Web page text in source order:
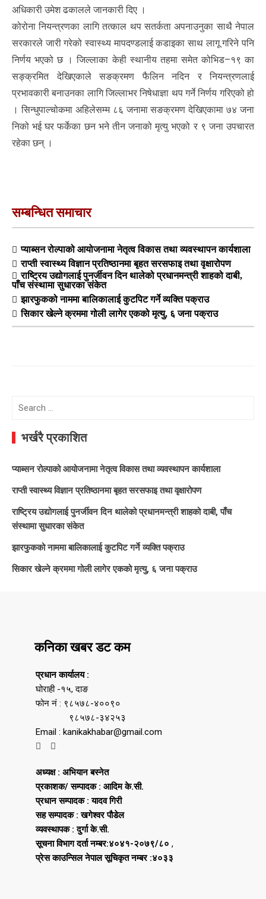
अधिकारी उमेश ढकालले जानकारी दिए ।
कोरोना नियन्त्रणका लागि तत्काल थप सतर्कता अपनाउनुका साथै नेपाल
सरकारले जारी गरेको स्वास्थ्य मापदण्डलाई कडाइका साथ लागू गरिने पनि
निर्णय भएको छ । जिल्लाका केही स्थानीय तहमा समेत कोभिड–१९ का
सङ्क्रमित देखिएकाले सङक्रमण फैलिन नदिन र नियन्त्रणलाई
प्रभावकारी बनाउनका लागि जिल्लाभर निषेधाज्ञा थप गर्ने निर्णय गरिएको हो
। सिन्धुपाल्चोकमा अहिलेसम्म ८६ जनामा सङक्रमण देखिएकामा ७४ जना
निको भई घर फर्केका छन भने तीन जनाको मृत्यु भएको र ९ जना उपचारत
रहेका छन् ।
सम्बन्धित समाचार
प्याब्सन रोल्पाको आयोजनामा नेतृत्व विकास तथा व्यवस्थापन कार्यशाला
राप्ती स्वास्थ्य विज्ञान प्रतिष्ठानमा बृहत सरसफाइ तथा वृक्षारोपण
राष्ट्रिय उद्योगलाई पुनर्जीवन दिन थालेको प्रधानमन्त्री शाहको दाबी,
पाँच संस्थामा सुधारका संकेत
झारफुकको नाममा बालिकालाई कुटपिट गर्ने व्यक्ति पक्राउ
सिकार खेल्ने क्रममा गोली लागेर एकको मृत्यु, ६ जना पक्राउ
Search
भर्खरै प्रकाशित
प्याब्सन रोल्पाको आयोजनामा नेतृत्व विकास तथा व्यवस्थापन कार्यशाला
राप्ती स्वास्थ्य विज्ञान प्रतिष्ठानमा बृहत सरसफाइ तथा वृक्षारोपण
राष्ट्रिय उद्योगलाई पुनर्जीवन दिन थालेको प्रधानमन्त्री शाहको दाबी, पाँच
संस्थामा सुधारका संकेत
झारफुकको नाममा बालिकालाई कुटपिट गर्ने व्यक्ति पक्राउ
सिकार खेल्ने क्रममा गोली लागेर एकको मृत्यु, ६ जना पक्राउ
कनिका खबर डट कम
प्रधान कार्यालय :
घोराही -१५, दाङ
फोन नं : ९८५७८-४००९०
९८५७८-३४२५३
Email : kanikakhabar@gmail.com
अध्यक्ष : अभियान बस्नेत
प्रकाशक/ सम्पादक : आदिम के.सी.
प्रधान सम्पादक : यादव गिरी
सह सम्पादक : खगेश्वर पौडेल
व्यवस्थापक : दुर्गा के.सी.
सूचना विभाग दर्ता नम्बर:४०४१-२०७९/८० ,
प्रेस काउन्सिल नेपाल सूचिकृत नम्बर :४०३३